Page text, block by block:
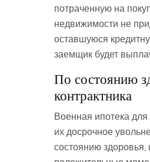
потраченную на
недвижимости не
оставшуюся
заемщик будет
По состоянию
контрактника
Военная ипотека
их досрочное
состоянию